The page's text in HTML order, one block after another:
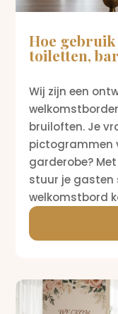
Hoe
toiletten,
Wij zijn een
bruiloften. Je
pictogrammen
garderobe?
stuur je gasten
welkomstbord